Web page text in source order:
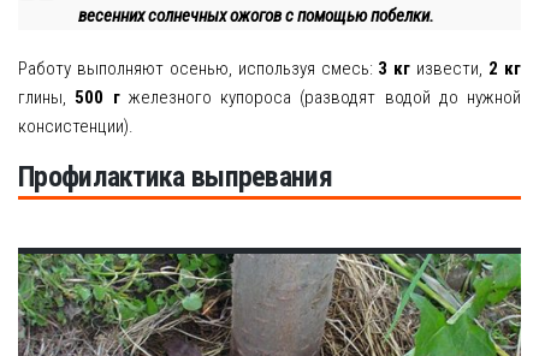
весенних солнечных ожогов с помощью побелки.
Работу выполняют осенью, используя смесь: 3 кг извести, 2 кг
глины,500 гжелезного купороса (разводят водой до нужной
консистенции).
Профилактика выпревания